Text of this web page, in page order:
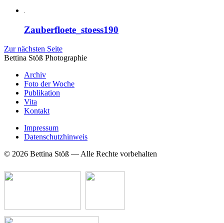
Zauberfloete_stoess190
Zur nächsten Seite
Bettina Stöß Photographie
Archiv
Foto der Woche
Publikation
Vita
Kontakt
Impressum
Datenschutzhinweis
© 2026 Bettina Stöß — Alle Rechte vorbehalten